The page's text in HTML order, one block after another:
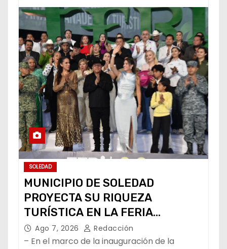
SOLEDAD
MUNICIPIO DE SOLEDAD
PROYECTA SU RIQUEZA
TURÍSTICA EN LA FERIA
NACIONAL POTOSINA
Ago 7, 2026 Redacción
– En el marco de la inauguración de la